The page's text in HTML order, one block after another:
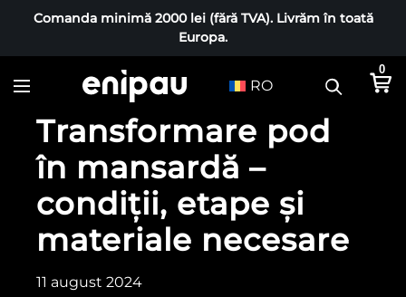
Comanda minimă 2000 lei (fără TVA). Livrăm în toată
Europa.
RO
0
Transformare pod
în mansardă –
condiții, etape și
materiale necesare
11 august 2024